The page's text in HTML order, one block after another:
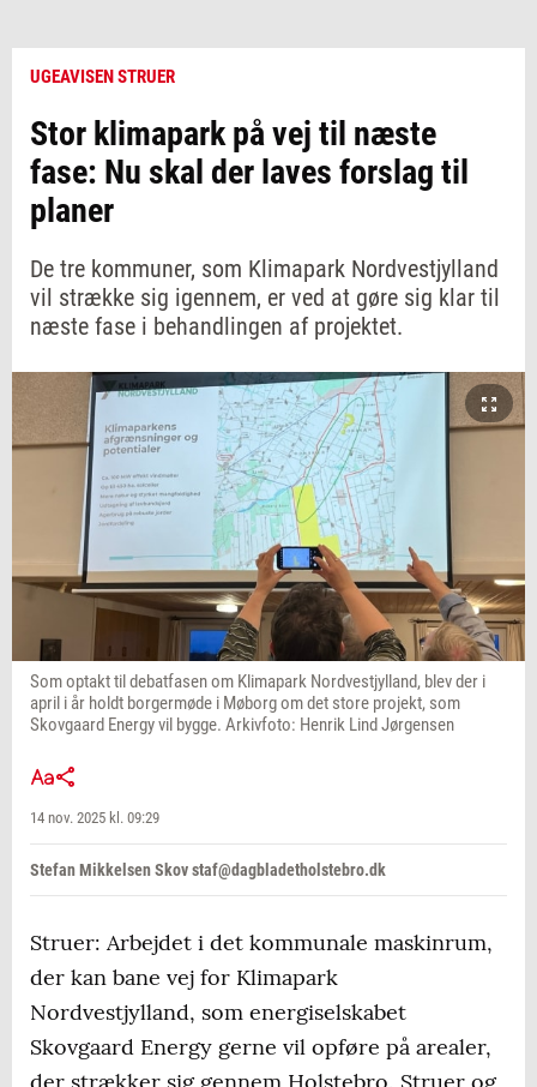
UGEAVISEN STRUER
Stor klimapark på vej til næste
fase: Nu skal der laves forslag til
planer
De tre kommuner, som Klimapark Nordvestjylland
vil strække sig igennem, er ved at gøre sig klar til
næste fase i behandlingen af projektet.
Som optakt til debatfasen om Klimapark Nordvestjylland, blev der i
april i år holdt borgermøde i Møborg om det store projekt, som
Skovgaard Energy vil bygge. Arkivfoto: Henrik Lind Jørgensen
14 nov. 2025 kl. 09:29
Stefan Mikkelsen Skov staf@dagbladetholstebro.dk
Struer: Arbejdet i det kommunale maskinrum,
der kan bane vej for Klimapark
Nordvestjylland, som energiselskabet
Skovgaard Energy gerne vil opføre på arealer,